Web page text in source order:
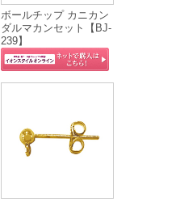
ボールチップ カニカン
ダルマカンセット【BJ-
239】